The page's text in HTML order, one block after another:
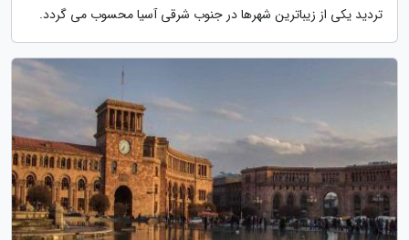
تردید یکی از زیباترین شهرها در جنوب شرقی آسیا محسوب می گردد.